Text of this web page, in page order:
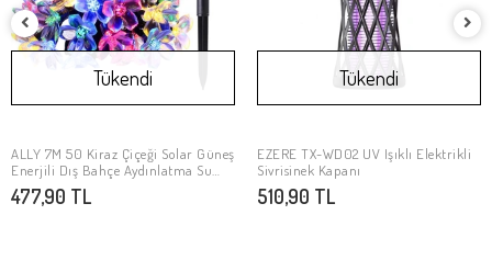
Stokta Yok
Tükendi
ALLY 7M 50 Kiraz Çiçeği Solar Güneş
Enerjili Dış Bahçe Aydınlatma Su
Geçirmez Led
477,90 TL
Stokta Yok
Tükendi
EZERE TX-WD02 UV Işıklı Elektrikli
Sivrisinek Kapanı
510,90 TL